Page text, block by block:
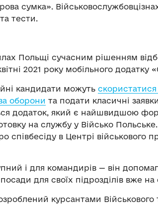
сумка».
тести.
Польщі сучасним рішенням
2021 року мобільного додатку
кандидати можуть
оборони та подати класичні
додаток, який є найшвидшою
на службу у Військо
співбесіду в Центрі військового
і для командирів — він
для своїх підрозділів вже на
курсантами Військового